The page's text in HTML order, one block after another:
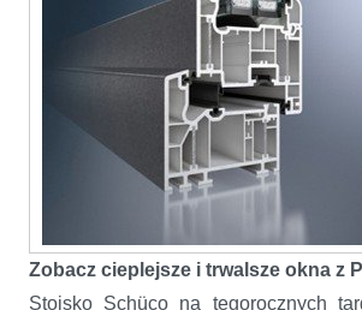
Zobacz cieplejsze i trwalsze okna z
Stoisko Schüco na tegorocznych